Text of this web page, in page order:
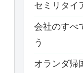
セミリタイ
会社のすべ
う
オランダ帰